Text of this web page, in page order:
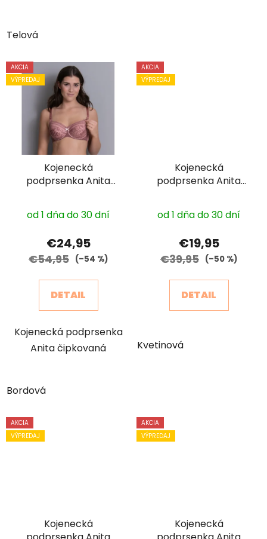
Telová
AKCIA
VÝPREDAJ
Kojenecká
podprsenka Anita
od 1 dňa do 30 dní
€24,95
€54,95 (–54 %)
DETAIL
Kojenecká podprsenka
Anita čipkovaná
Bordová
AKCIA
VÝPREDAJ
Kojenecká
podprsenka Anita
od 1 dňa do 30 dní
€19,95
€39,95 (–50 %)
DETAIL
Kvetinová
AKCIA
VÝPREDAJ
Kojenecká
AKCIA
VÝPREDAJ
Kojenecká